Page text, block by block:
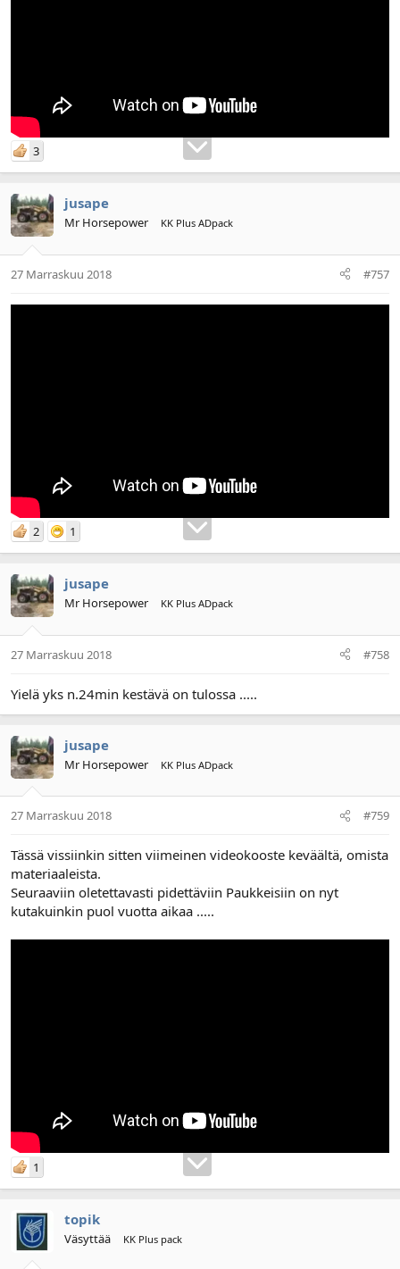
3
jusape
Mr Horsepower KK Plus ADpack
27 Marraskuu 2018 #757
2 1
jusape
Mr Horsepower KK Plus ADpack
27 Marraskuu 2018 #758
Yielä yks n.24min kestävä on tulossa .....
jusape
Mr Horsepower KK Plus ADpack
27 Marraskuu 2018 #759
Tässä vissiinkin sitten viimeinen videokooste keväältä, omista
materiaaleista.
Seuraaviin oletettavasti pidettäviin Paukkeisiin on nyt
kutakuinkin puol vuotta aikaa .....
1
topik
Väsyttää KK Plus pack